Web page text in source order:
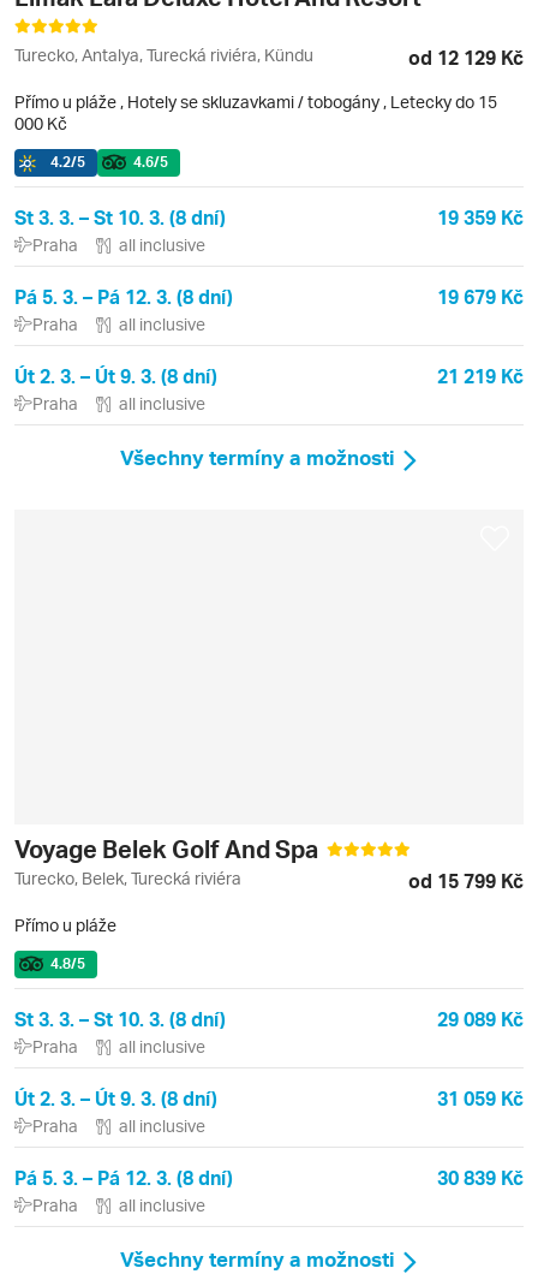
Turecko, Antalya, Turecká riviéra, Kündu od 12 129 Kč
Přímo u pláže , Hotely se skluzavkami / tobogány , Letecky do 15
000 Kč
4.2/5 4.6/5
St 3. 3. – St 10. 3. (8 dní) 19 359 Kč
Praha all inclusive
Pá 5. 3. – Pá 12. 3. (8 dní) 19 679 Kč
Praha all inclusive
Út 2. 3. – Út 9. 3. (8 dní) 21 219 Kč
Praha all inclusive
Všechny termíny a možnosti
Voyage Belek Golf And Spa
Turecko, Belek, Turecká riviéra od 15 799 Kč
Přímo u pláže
4.8/5
St 3. 3. – St 10. 3. (8 dní) 29 089 Kč
Praha all inclusive
Út 2. 3. – Út 9. 3. (8 dní) 31 059 Kč
Praha all inclusive
Pá 5. 3. – Pá 12. 3. (8 dní) 30 839 Kč
Praha all inclusive
Všechny termíny a možnosti